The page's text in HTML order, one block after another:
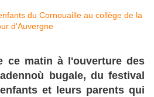
ce matin à l'ouverture des
bugale, du festival
et leurs parents qui